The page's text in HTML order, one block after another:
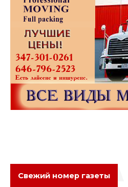
Свежий номер газеты